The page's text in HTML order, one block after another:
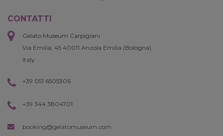
CONTATTI
Gelato Museum Carpigiani
Via Emilia, 45 40011 Anzola Emilia (Bologna)
Italy
+39 051 6505306
+39 344 3804701
booking@gelatomuseum.com